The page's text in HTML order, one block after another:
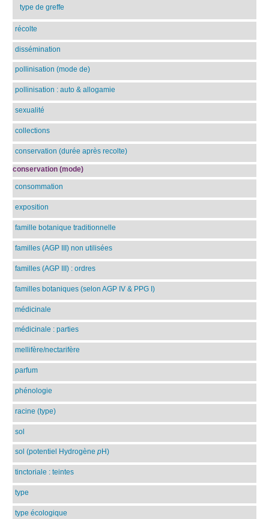
type de greffe
récolte
dissémination
pollinisation (mode de)
pollinisation : auto & allogamie
sexualité
collections
conservation (durée après recolte)
conservation (mode)
consommation
exposition
famille botanique traditionnelle
familles (AGP III) non utilisées
familles (AGP III) : ordres
familles botaniques (selon AGP IV & PPG I)
médicinale
médicinale : parties
mellifère/nectarifère
parfum
phénologie
racine (type)
sol
sol (potentiel Hydrogène pH)
tinctoriale : teintes
type
type écologique